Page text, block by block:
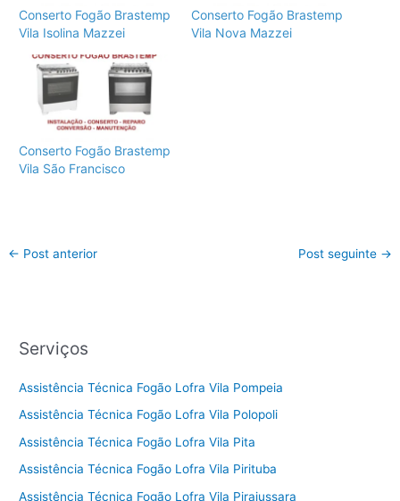
Conserto Fogão Brastemp
Vila Isolina Mazzei
Conserto Fogão Brastemp
Vila Nova Mazzei
Conserto Fogão Brastemp
Vila São Francisco
← Post anterior Post seguinte →
Serviços
Assistência Técnica Fogão Lofra Vila Pompeia
Assistência Técnica Fogão Lofra Vila Polopoli
Assistência Técnica Fogão Lofra Vila Pita
Assistência Técnica Fogão Lofra Vila Pirituba
Assistência Técnica Fogão Lofra Vila Pirajussara